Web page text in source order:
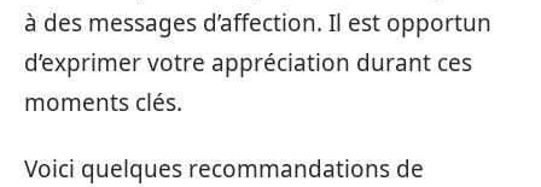
à des messages d’affection. Il est opportun
d’exprimer votre appréciation durant ces
moments clés.
Voici quelques recommandations de